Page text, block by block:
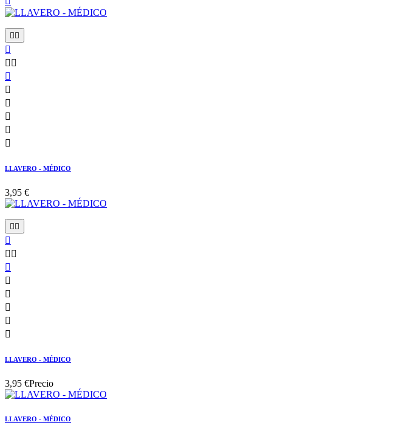
 

 






LLAVERO - MÉDICO
3,95 €
 

 






LLAVERO - MÉDICO
3,95 €Precio
LLAVERO - MÉDICO